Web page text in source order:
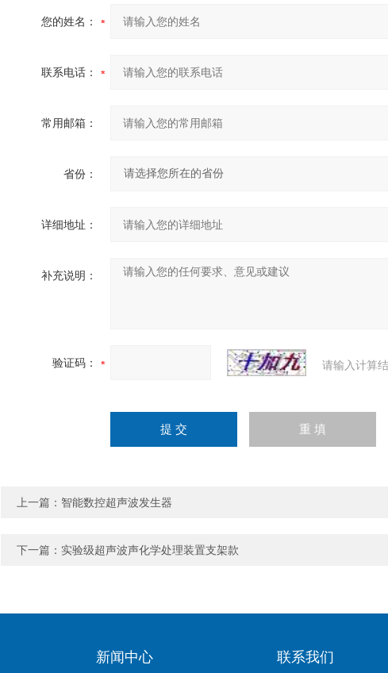
您的姓名：
联系电话：
常用邮箱：
省份：
详细地址：
补充说明：
验证码： 请输入计算
上一篇： 智能数控超声波发生器
下一篇： 实验级超声波声化学处理装置支架款
新闻中心 联系我们